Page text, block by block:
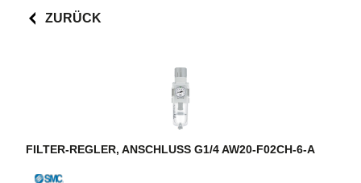
ZURÜCK
FILTER-REGLER, ANSCHLUSS G1/4 AW20-F02CH-6-A